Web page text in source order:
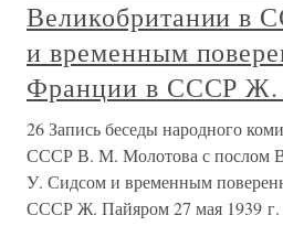
Великобритании в
и временным
Франции в СССР Ж.
26 Запись беседы народного
СССР В. М. Молотова с послом
У. Сидсом и временным
СССР Ж. Пайяром 27 мая 1939 г.